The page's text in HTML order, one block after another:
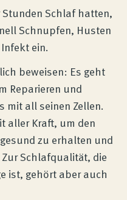
Schlaf hatten,
Schnupfen, Husten
ein.
beweisen: Es geht
Reparieren und
mit all seinen Zellen.
aller Kraft, um den
zu erhalten und
Schlafqualität, die
ist, gehört aber auch